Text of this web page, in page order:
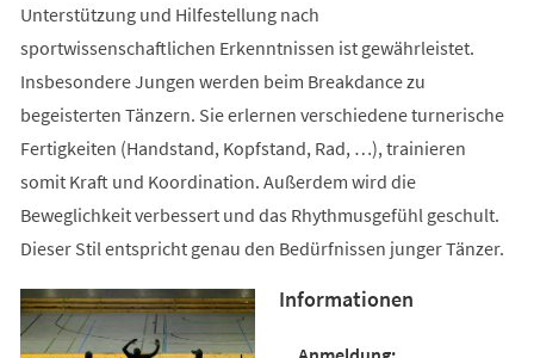
Unterstützung und Hilfestellung nach
sportwissenschaftlichen Erkenntnissen ist gewährleistet.
Insbesondere Jungen werden beim Breakdance zu
begeisterten Tänzern. Sie erlernen verschiedene turnerische
Fertigkeiten (Handstand, Kopfstand, Rad, …), trainieren
somit Kraft und Koordination. Außerdem wird die
Beweglichkeit verbessert und das Rhythmusgefühl geschult.
Dieser Stil entspricht genau den Bedürfnissen junger Tänzer.
Informationen